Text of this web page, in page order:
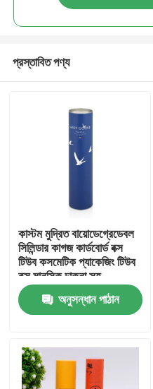
পণ্য
প্রস্তাবিত পণ্য
কাস্টম মুদ্রিত বায়োডেগ্রেডেবল
সিলিন্ডার কাগজ কার্ডবোর্ড বক্স
টিউব কসমেটিক প্যাকেজিং টিউব
বক্স মানসিক ঢাকনা সহ
অনুসন্ধান পাঠান